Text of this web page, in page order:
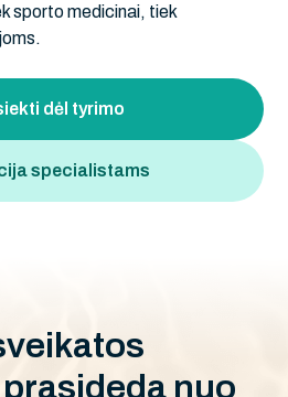
sporto medicinai, tiek
dėl tyrimo
specialistams
vei katos
prasideda nuo